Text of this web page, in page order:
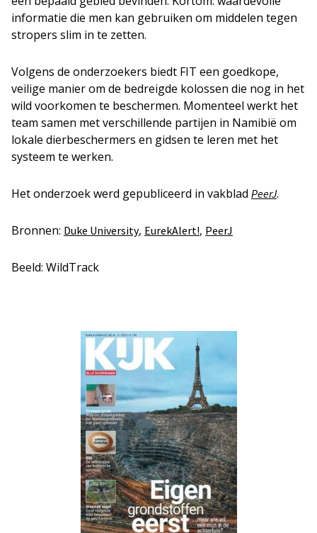
informatie die men kan gebruiken om middelen tegen
stropers slim in te zetten.
Volgens de onderzoekers biedt FIT een goedkope,
veilige manier om de bedreigde kolossen die nog in het
wild voorkomen te beschermen. Momenteel werkt het
team samen met verschillende partijen in Namibië om
lokale dierbeschermers en gidsen te leren met het
systeem te werken.
Het onderzoek werd gepubliceerd in vakblad PeerJ.
Bronnen: Duke University, EurekAlert!, PeerJ
Beeld: WildTrack